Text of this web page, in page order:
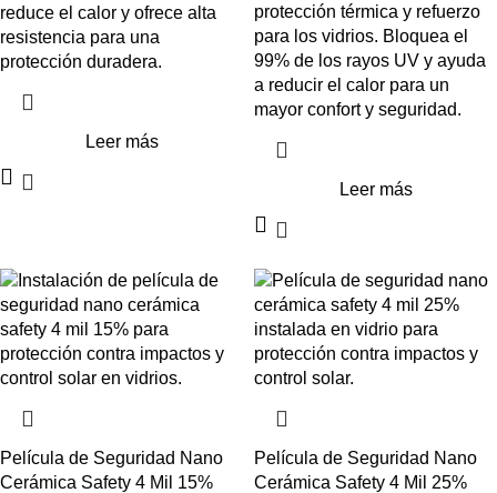
reduce el calor y ofrece alta
resistencia para una
protección duradera.
Leer más
protección térmica y refuerzo
para los vidrios. Bloquea el
99% de los rayos UV y ayuda
a reducir el calor para un
mayor confort y seguridad.
Leer más
Película de Seguridad Nano
Cerámica Safety 4 Mil 15%
Película de Seguridad Nano
Cerámica Safety 4 Mil 25%